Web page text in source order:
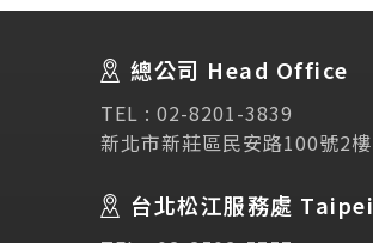
About Us 關於我們
講座活動
Testimonial 學生推薦
Links 相關連結
總公司 Head Office
TEL : 02-8201-3839
新北市新莊區民安路100號2樓
台北松江服務處 Taipei